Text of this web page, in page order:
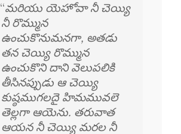
“మరియు యెహోవా నీ చెయ్యి
నీ రొమ్మున
ఉంచుకొనుమనగా, అతడు
తన చెయ్యి రొమ్మున
ఉంచుకొని దాని వెలుపలికి
తీసినప్పుడు ఆ చెయ్యి
కుష్ఠముగలదై హిమమువలె
తెల్లగా ఆయెను. తరువాత
ఆయన నీ చెయ్యి మరల నీ